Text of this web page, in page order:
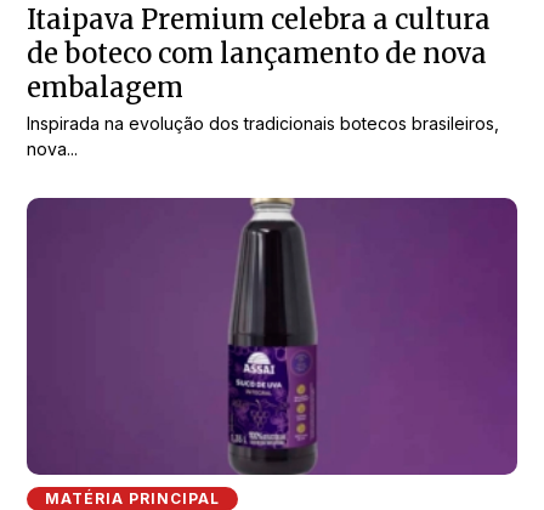
Itaipava Premium celebra a cultura
de boteco com lançamento de nova
embalagem
Inspirada na evolução dos tradicionais botecos brasileiros,
nova...
MATÉRIA PRINCIPAL